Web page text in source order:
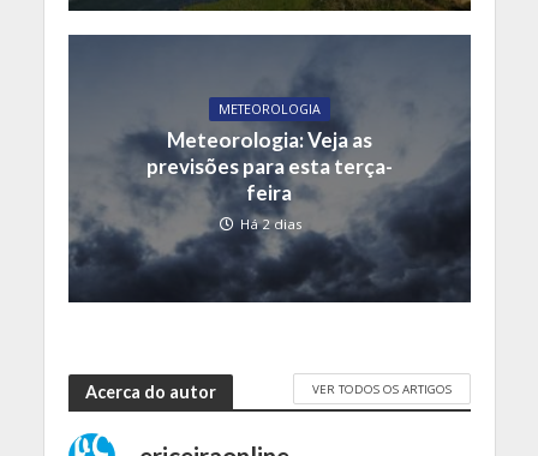
METEOROLOGIA
Meteorologia: Veja as
previsões para esta terça-
feira
Há 2 dias
Acerca do autor VER TODOS OS ARTIGOS